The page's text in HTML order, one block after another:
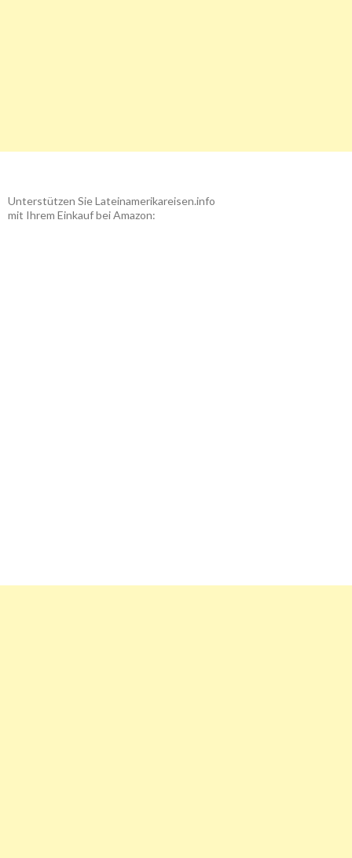
Unterstützen Sie Lateinamerikareisen.info
mit Ihrem Einkauf bei Amazon: